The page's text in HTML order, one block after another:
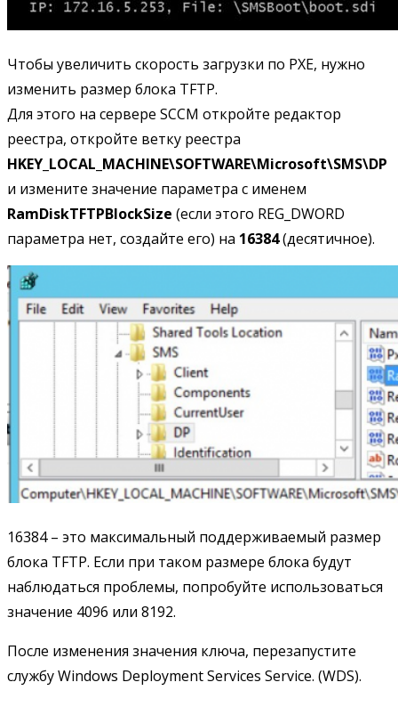
Чтобы увеличить скорость загрузки по PXE, нужно
изменить размер блока TFTP.
Для этого на сервере SCCM откройте редактор
реестра, откройте ветку реестра
HKEY_LOCAL_MACHINE\SOFTWARE\Microsoft\SMS\DP
и измените значение параметра с именем
RamDiskTFTPBlockSize (если этого REG_DWORD
параметра нет, создайте его) на 16384(десятичное).
16384 – это максимальный поддерживаемый размер
блока TFTP. Если при таком размере блока будут
наблюдаться проблемы, попробуйте использоваться
значение 4096 или 8192.
После изменения значения ключа, перезапустите
службу Windows Deployment Services Service. (WDS).